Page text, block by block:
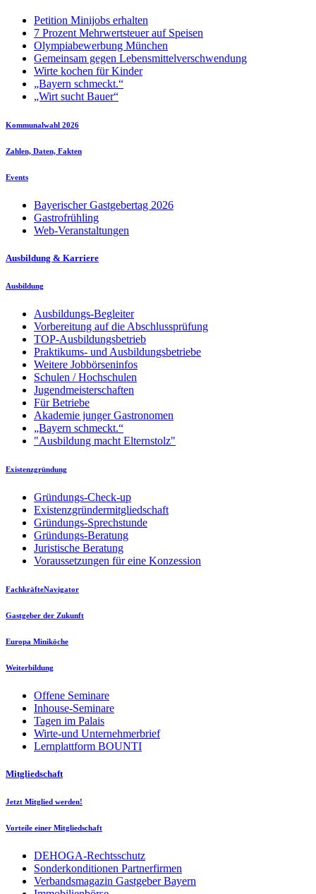
Petition Minijobs erhalten
7 Prozent Mehrwertsteuer auf Speisen
Olympiabewerbung München
Gemeinsam gegen Lebensmittelverschwendung
Wirte kochen für Kinder
„Bayern schmeckt.“
„Wirt sucht Bauer“
Kommunalwahl 2026
Zahlen, Daten, Fakten
Events
Bayerischer Gastgebertag 2026
Gastrofrühling
Web-Veranstaltungen
Ausbildung & Karriere
Ausbildung
Ausbildungs-Begleiter
Vorbereitung auf die Abschlussprüfung
TOP-Ausbildungsbetrieb
Praktikums- und Ausbildungsbetriebe
Weitere Jobbörseninfos
Schulen / Hochschulen
Jugendmeisterschaften
Für Betriebe
Akademie junger Gastronomen
„Bayern schmeckt.“
"Ausbildung macht Elternstolz"
Existenzgründung
Gründungs-Check-up
Existenzgründermitgliedschaft
Gründungs-Sprechstunde
Gründungs-Beratung
Juristische Beratung
Voraussetzungen für eine Konzession
FachkräfteNavigator
Gastgeber der Zukunft
Europa Miniköche
Weiterbildung
Offene Seminare
Inhouse-Seminare
Tagen im Palais
Wirte-und Unternehmerbrief
Lernplattform BOUNTI
Mitgliedschaft
Jetzt Mitglied werden!
Vorteile einer Mitgliedschaft
DEHOGA-Rechtsschutz
Sonderkonditionen Partnerfirmen
Verbandsmagazin Gastgeber Bayern